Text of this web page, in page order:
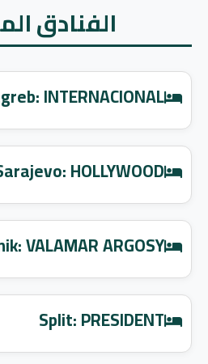
الفنادق
INTERNACIONAL
HOLLYWOOD
VALAMAR ARGOSY
Split: PRESIDENT